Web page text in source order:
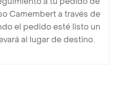
Camembert a través de
el pedido esté listo un
al lugar de destino.